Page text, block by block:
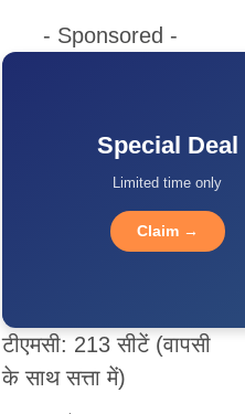
- Sponsored -
Special Deal
Limited time only
Claim →
टीएमसी: 213 सीटें (वापसी
के साथ सत्ता में)